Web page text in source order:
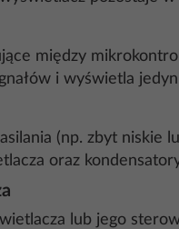
między
i wyświetla
(np. zbyt niskie
oraz
lub jego